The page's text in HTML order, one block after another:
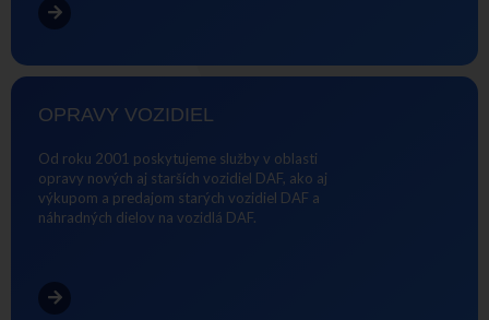
OPRAVY VOZIDIEL
Od roku 2001 poskytujeme služby v oblasti
opravy nových aj starších vozidiel DAF, ako aj
výkupom a predajom starých vozidiel DAF a
náhradných dielov na vozidlá DAF.